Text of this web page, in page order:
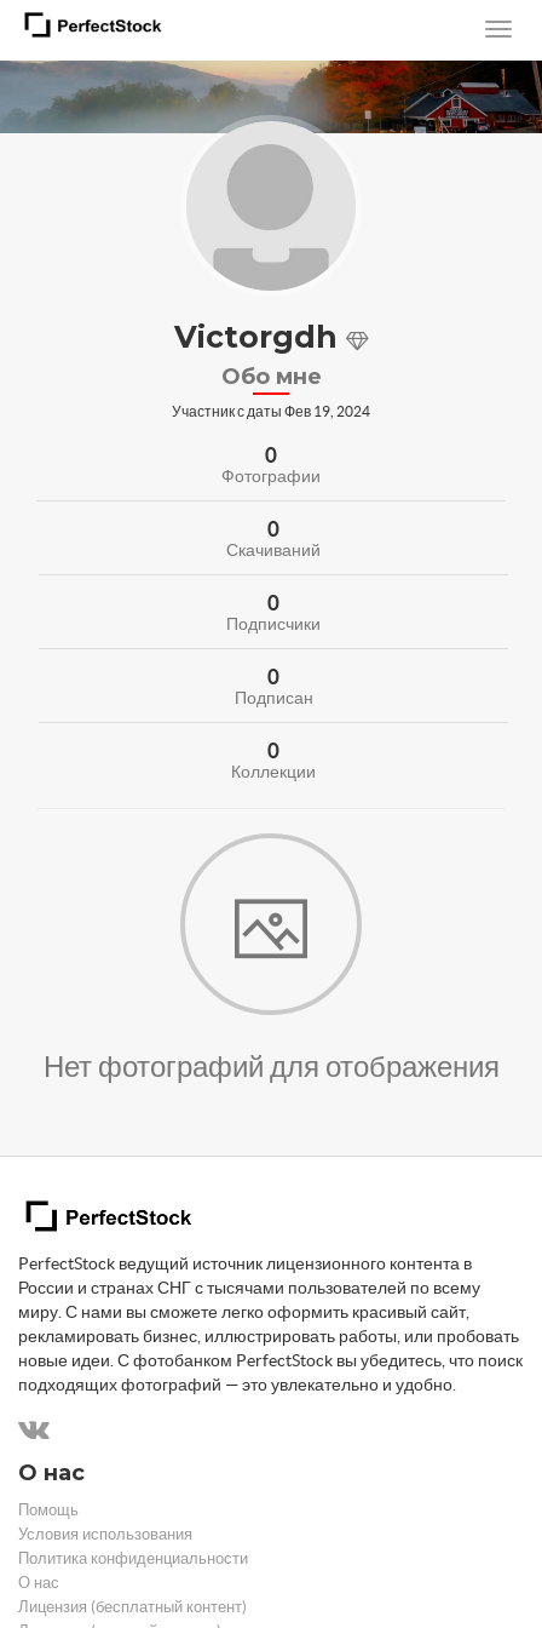
Victorgdh
Обо мне
Участник с даты Фев 19, 2024
0
Фотографии
0
Скачиваний
0
Подписчики
0
Подписан
0
Коллекции
Нет фотографий для отображения
PerfectStock ведущий источник лицензионного контента в
России и странах СНГ с тысячами пользователей по всему
миру. С нами вы сможете легко оформить красивый сайт,
рекламировать бизнес, иллюстрировать работы, или пробовать
новые идеи. С фотобанком PerfectStock вы убедитесь, что поиск
подходящих фотографий — это увлекательно и удобно.
О нас
Помощь
Условия использования
Политика конфиденциальности
О нас
Лицензия (бесплатный контент)